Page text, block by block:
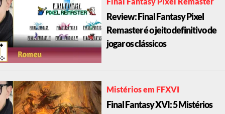
Final Fantasy Pixel Remaster
Review: Final Fantasy Pixel
Remaster é o jeito definitivo de
jogar os clássicos
Mistérios em FFXVI
Final Fantasy XVI: 5 Mistérios